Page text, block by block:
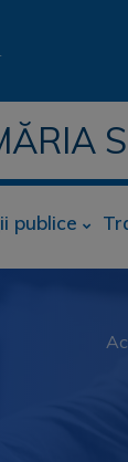
publice